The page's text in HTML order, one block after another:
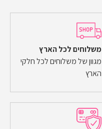
משלוחים לכל הארץ
מגוון של משלוחים לכל חלקי
הארץ